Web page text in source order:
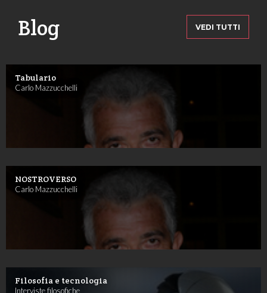
Blog VEDI TUTTI
Tabulario
Carlo Mazzucchelli
NOSTROVERSO
Carlo Mazzucchelli
Filosofia e tecnologia
Interviste filosofiche